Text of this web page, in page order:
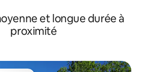
et longue durée à
proximité